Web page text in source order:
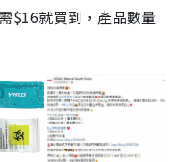
$16就買到，產品數量